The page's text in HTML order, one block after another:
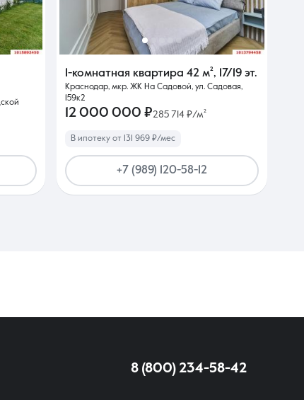
1-комнатная квартира 42 м², 17/19 эт.
Краснодар, мкр. ЖК На Садовой, ул. Садовая,
159к2
12 000 000 ₽285 714 ₽/м²
В ипотеку от 131 969 ₽/мес
+7 (989) 120-58-12
8 (800) 234-58-42